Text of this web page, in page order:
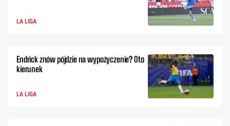
LA LIGA
Endrick znów pójdzie na wypożyczenie? Oto
kierunek
LA LIGA